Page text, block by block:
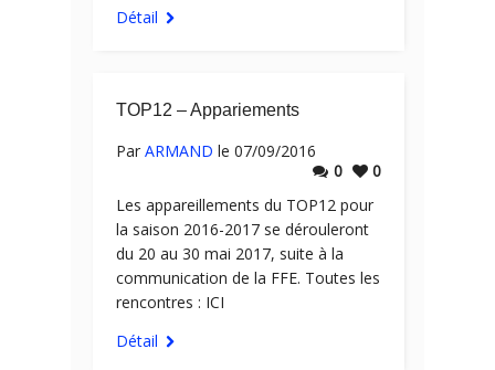
Détail
TOP12 – Appariements
Par ARMAND le 07/09/2016
0
0
Les appareillements du TOP12 pour
la saison 2016-2017 se dérouleront
du 20 au 30 mai 2017, suite à la
communication de la FFE. Toutes les
rencontres : ICI
Détail